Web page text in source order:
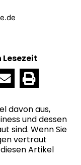
Lesezeit
davon aus,
und dessen
sind. Wenn Sie
vertraut
diesen Artikel